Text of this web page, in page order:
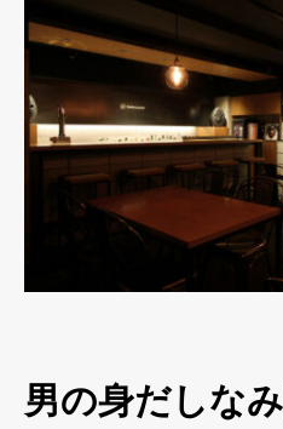
男の身だしな